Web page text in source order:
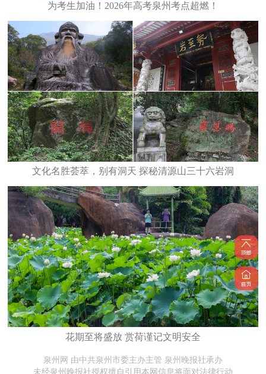
为考生加油！2026年高考泉州考点超燃！
文化名胜荟萃，别有洞天 探秘清源山三十六岩洞
花期至将盛放 赏荷谨记文明安全
泉州网 由中共泉州市委主办主管 泉州晚报社承办
未经泉州晚报社授权擅自引用本网信息将面对法律行动